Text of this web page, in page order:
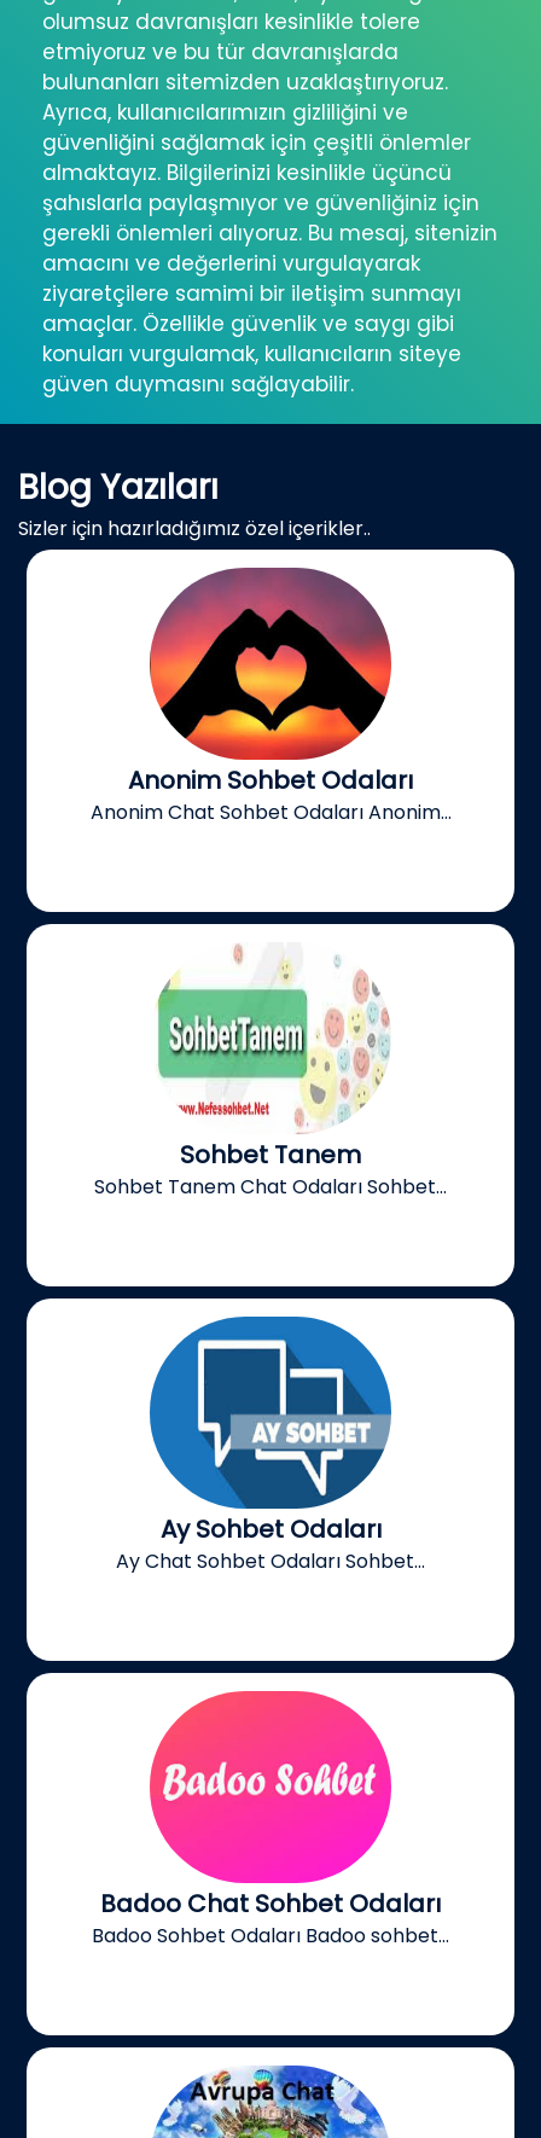
olumsuz davranışları kesinlikle tolere
etmiyoruz ve bu tür davranışlarda
bulunanları sitemizden uzaklaştırıyoruz.
Ayrıca, kullanıcılarımızın gizliliğini ve
güvenliğini sağlamak için çeşitli önlemler
almaktayız. Bilgilerinizi kesinlikle üçüncü
şahıslarla paylaşmıyor ve güvenliğiniz için
gerekli önlemleri alıyoruz. Bu mesaj, sitenizin
amacını ve değerlerini vurgulayarak
ziyaretçilere samimi bir iletişim sunmayı
amaçlar. Özellikle güvenlik ve saygı gibi
konuları vurgulamak, kullanıcıların siteye
güven duymasını sağlayabilir.
Blog Yazıları
Sizler için hazırladığımız özel içerikler..
Anonim Sohbet Odaları
Anonim Chat Sohbet Odaları Anonim...
Sohbet Tanem
Sohbet Tanem Chat Odaları Sohbet...
Ay Sohbet Odaları
Ay Chat Sohbet Odaları Sohbet...
Badoo Chat Sohbet Odaları
Badoo Sohbet Odaları Badoo sohbet...